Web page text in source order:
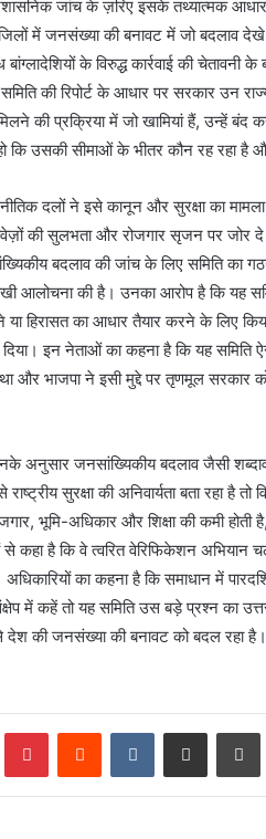
जांच के ज़रिए इसके तथ्यात्मक आधार
में जनसंख्या की बनावट में जो बदलाव
के विरुद्ध कार्रवाई की चेतावनी के
की रिपोर्ट के आधार पर सरकार उन
की प्रक्रिया में जो खामियां हैं, उन्हें बंद
कि उसकी सीमाओं के भीतर कौन रह रहा है
दलों ने इसे कानून और सुरक्षा का मामला
की सुलभता और रोजगार सृजन पर
बदलाव की जांच के लिए समिति का
की है। उनका आरोप है कि यह
हिरासत का आधार तैयार करने के लिए
इन नेताओं का कहना है कि यह समिति
और भाजपा ने इसी मुद्दे पर तृणमूल सरकार
अनुसार जनसांख्यिकीय बदलाव जैसी
सुरक्षा की अनिवार्यता बता रहा है तो
भूमि-अधिकार और शिक्षा की कमी होती
कहा है कि वे त्वरित वेरिफिकेशन अभियान
का कहना है कि समाधान में
में कहें तो यह समिति उस बड़े प्रश्न का
की जनसंख्या की बनावट को बदल रहा
PinterestReddit VKontakteShare via Email